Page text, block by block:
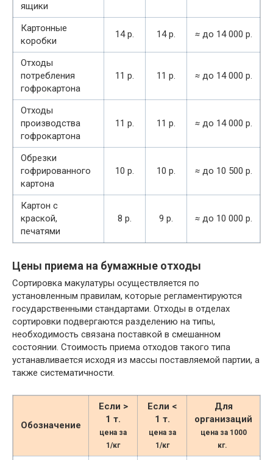
ящики
Картонные
коробки
14 р. 14 р. ≈ до 14 000 р.
Отходы
потребления
гофрокартона
11 р. 11 р. ≈ до 14 000 р.
Отходы
производства
гофрокартона
11 р. 11 р. ≈ до 14 000 р.
Обрезки
гофрированного
картона
10 р. 10 р. ≈ до 10 500 р.
Картон с
краской,
печатями
8 р. 9 р. ≈ до 10 000 р.
Цены приема на бумажные отходы
Сортировка макулатуры осуществляется по
установленным правилам, которые регламентируются
государственными стандартами. Отходы в отделах
сортировки подвергаются разделению на типы,
необходимость связана поставкой в смешанном
состоянии. Стоимость приема отходов такого типа
устанавливается исходя из массы поставляемой партии, а
также систематичности.
Обозначение
Если >
1 т.
цена за
1/кг
Если <
1 т.
цена за
1/кг
Для
организаций
цена за 1000
кг.